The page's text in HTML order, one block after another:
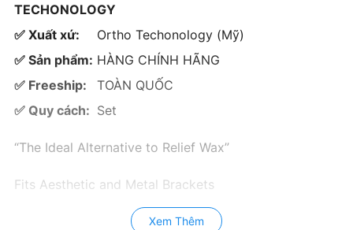
TECHONOLOGY
✅ Xuất xứ:
Ortho Techonology (Mỹ)
✅ Sản phẩm: HÀNG CHÍNH HÃNG
✅ Freeship:
TOÀN QUỐC
✅ Quy cách: Set
“The Ideal Alternative to Relief Wax”
Fits Aesthetic and Metal Brackets
Snaps easier into place and stays more secure than
Xem Thêm